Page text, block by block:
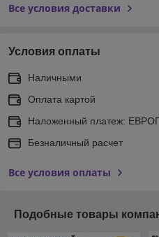
Все условия доставки
Условия оплаты
Наличными
Оплата картой
Наложенный платеж:
Безналичный расчет
Все условия оплаты
Подобные товары